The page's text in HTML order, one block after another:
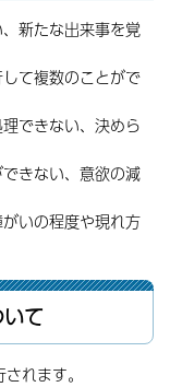
新たな出来事を覚
て複数のことがで
できない、決めら
きない、意欲の減
いの程度や現れ方
て
れます。